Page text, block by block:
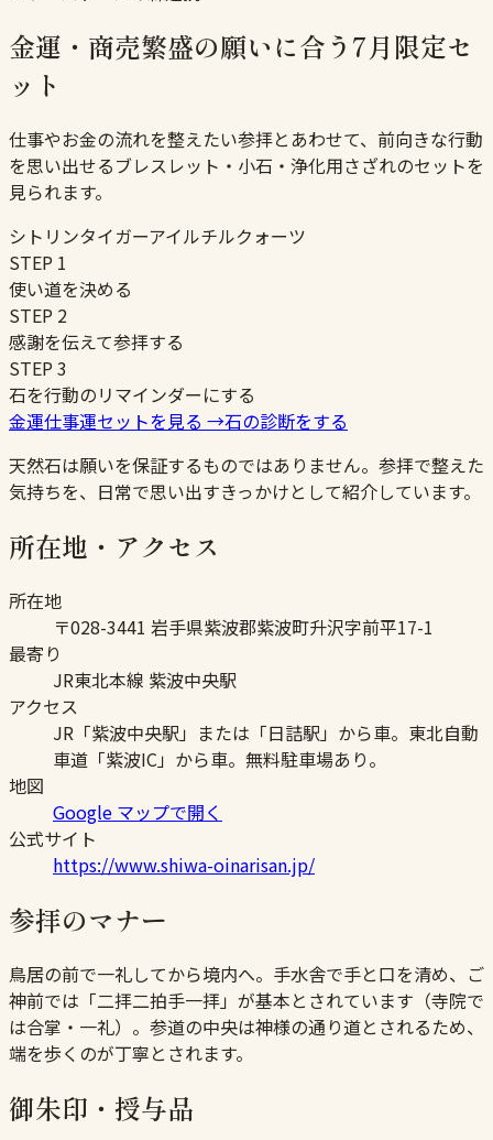
金運・商売繁盛の願いに合う7月限定セ
ット
仕事やお金の流れを整えたい参拝とあわせて、前向きな行動
を思い出せるブレスレット・小石・浄化用さざれのセットを
見られます。
シトリンタイガーアイルチルクォーツ
STEP 1
使い道を決める
STEP 2
感謝を伝えて参拝する
STEP3
石を行動のリマインダーにする
金運仕事運セットを見る →石の診断をする
天然石は願いを保証するものではありません。参拝で整えた
気持ちを、日常で思い出すきっかけとして紹介しています。
所在地・アクセス
所在地
〒028-3441 岩手県紫波郡紫波町升沢字前平17-1
最寄り
JR東北本線 紫波中央駅
アクセス
JR「紫波中央駅」または「日詰駅」から車。東北自動
車道「紫波IC」から車。無料駐車場あり。
地図
Google マップで開く
公式サイト
https://www.shiwa-oinarisan.jp/
参拝のマナー
鳥居の前で一礼してから境内へ。手水舎で手と口を清め、ご
神前では「二拝二拍手一拝」が基本とされています（寺院で
は合掌・一礼）。参道の中央は神様の通り道とされるため、
端を歩くのが丁寧とされます。
御朱印・授与品